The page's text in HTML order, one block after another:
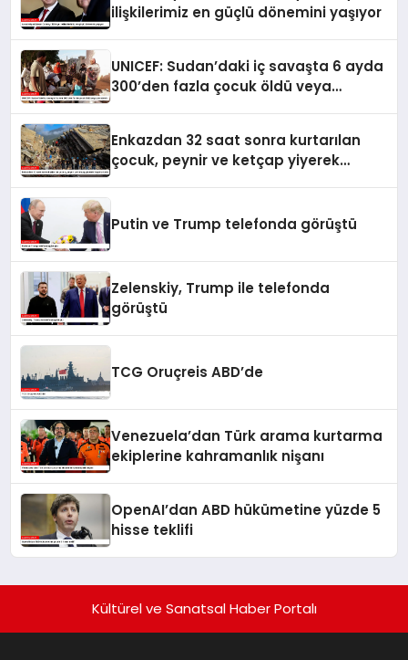
ilişkilerimiz en güçlü dönemini yaşıyor
UNICEF: Sudan’daki iç savaşta 6 ayda
300’den fazla çocuk öldü veya
Enkazdan 32 saat sonra kurtarılan
çocuk, peynir ve ketçap yiyerek
Putin ve Trump telefonda görüştü
Zelenskiy, Trump ile telefonda
görüştü
TCG Oruçreis ABD’de
Venezuela’dan Türk arama kurtarma
ekiplerine kahramanlık nişanı
OpenAI’dan ABD hükümetine yüzde 5
hisse teklifi
Kültürel ve Sanatsal Haber Portalı